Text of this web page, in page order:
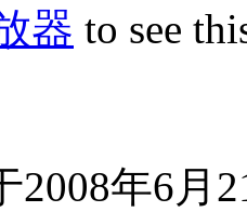
器 to see
年6月